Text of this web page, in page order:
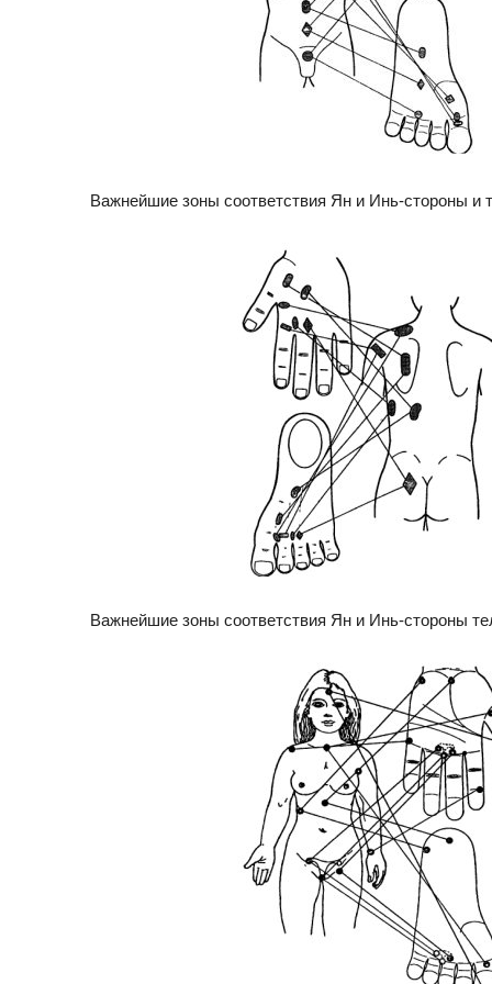
Важнейшие зоны соответствия Ян и Инь-стороны и
Важнейшие зоны соответствия Ян и Инь-стороны